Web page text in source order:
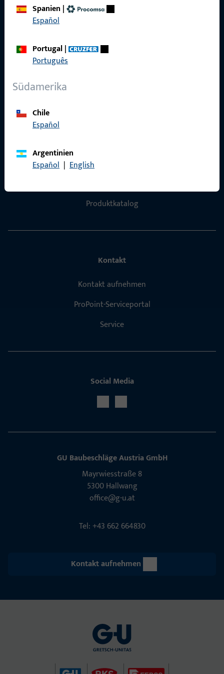
Spanien |
Español
Portugal|
Português
Südamerika
Chile
Español
Argentinien
Español | English
Impressum
AGB
Produktkatalog
Kontakt
Kontakt aufnehmen
ProPoint-Serviceportal
Service
Social Media
GU Baubeschläge Aus­tria GmbH
Mayrwies­straße 8
5300 Hall­wang
office@g-u.at
Tel: +43 662 664830
Kontakt aufnehmen